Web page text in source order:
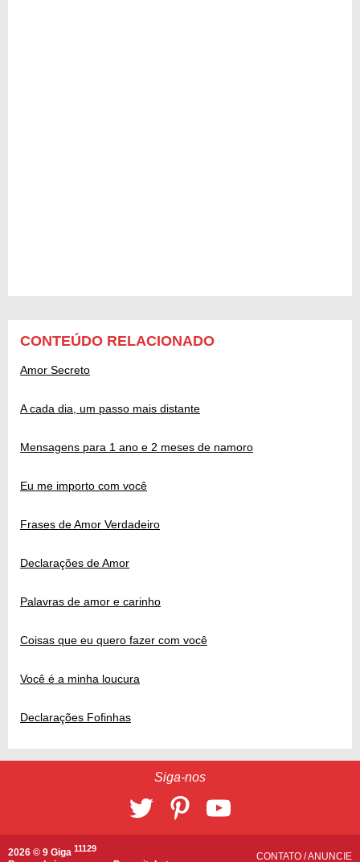
CONTEÚDO RELACIONADO
Amor Secreto
A cada dia, um passo mais distante
Mensagens para 1 ano e 2 meses de namoro
Eu me importo com você
Frases de Amor Verdadeiro
Declarações de Amor
Palavras de amor e carinho
Coisas que eu quero fazer com você
Você é a minha loucura
Declarações Fofinhas
Siga-nos
2026 © 9 Giga 11129
CONTATO /ANUNCIE